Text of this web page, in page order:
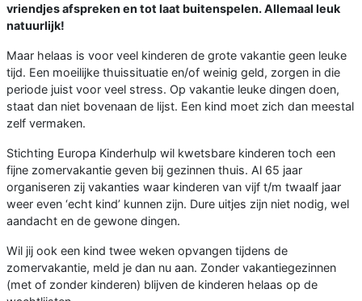
vriendjes afspreken en tot laat buitenspelen. Allemaal leuk
natuurlijk!
Maar helaas is voor veel kinderen de grote vakantie geen leuke
tijd. Een moeilijke thuissituatie en/of weinig geld, zorgen in die
periode juist voor veel stress. Op vakantie leuke dingen doen,
staat dan niet bovenaan de lijst. Een kind moet zich dan meestal
zelf vermaken.
Stichting Europa Kinderhulp wil kwetsbare kinderen toch een
fijne zomervakantie geven bij gezinnen thuis. Al 65 jaar
organiseren zij vakanties waar kinderen van vijf t/m twaalf jaar
weer even ‘echt kind’ kunnen zijn. Dure uitjes zijn niet nodig, wel
aandacht en de gewone dingen.
Wil jij ook een kind twee weken opvangen tijdens de
zomervakantie, meld je dan nu aan. Zonder vakantiegezinnen
(met of zonder kinderen) blijven de kinderen helaas op de